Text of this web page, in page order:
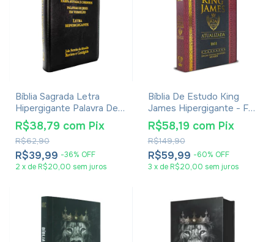
Bíblia Sagrada Letra
Hipergigante Palavra De
Jesus Em Vermelho Com
Harpa Zíper Preta
R$39,99 -36% OFF
R$62,90
R$38,79 com Pix
2 x de R$20,00 sem juros
Bíblia De Estudo King
James Hipergigante - Full
Color - Capa Dura
Tradicional
R$59,99 -60% OFF
R$149,90
R$58,19 com Pix
3 x de R$20,00 sem juros